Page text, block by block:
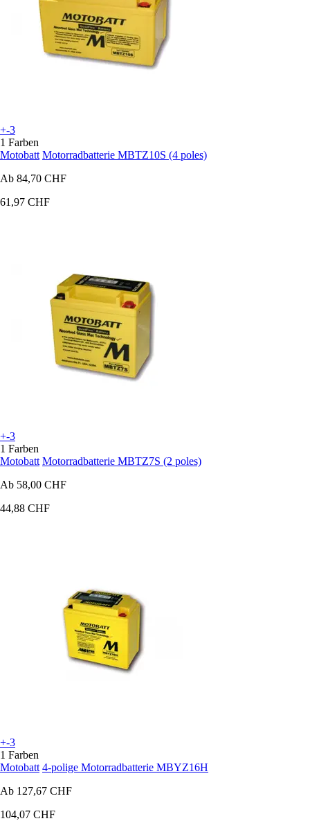
+-3
1 Farben
Motobatt Motorradbatterie MBTZ10S (4 poles)
Ab 84,70 CHF
61,97 CHF
+-3
1 Farben
Motobatt Motorradbatterie MBTZ7S (2 poles)
Ab 58,00 CHF
44,88 CHF
+-3
1 Farben
Motobatt 4-polige Motorradbatterie MBYZ16H
Ab 127,67 CHF
104,07 CHF